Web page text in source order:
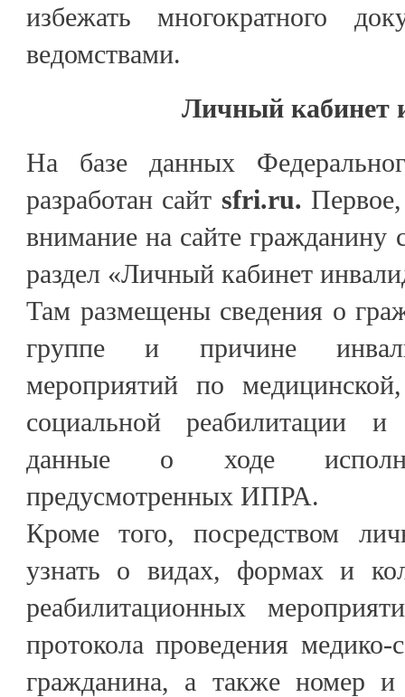
избежать многократного
ведомствами.
Личный кабинет
На базе данных
разработан сайт sfri.ru.
внимание на сайте гражданину
раздел «Личный кабинет
Там размещены сведения о
группе и причине
мероприятий по
социальной реабилитации
данные о ходе
предусмотренных ИПРА.
Кроме того, посредством
узнать о видах, формах и
реабилитационных
протокола проведения медико-
гражданина, а также номер